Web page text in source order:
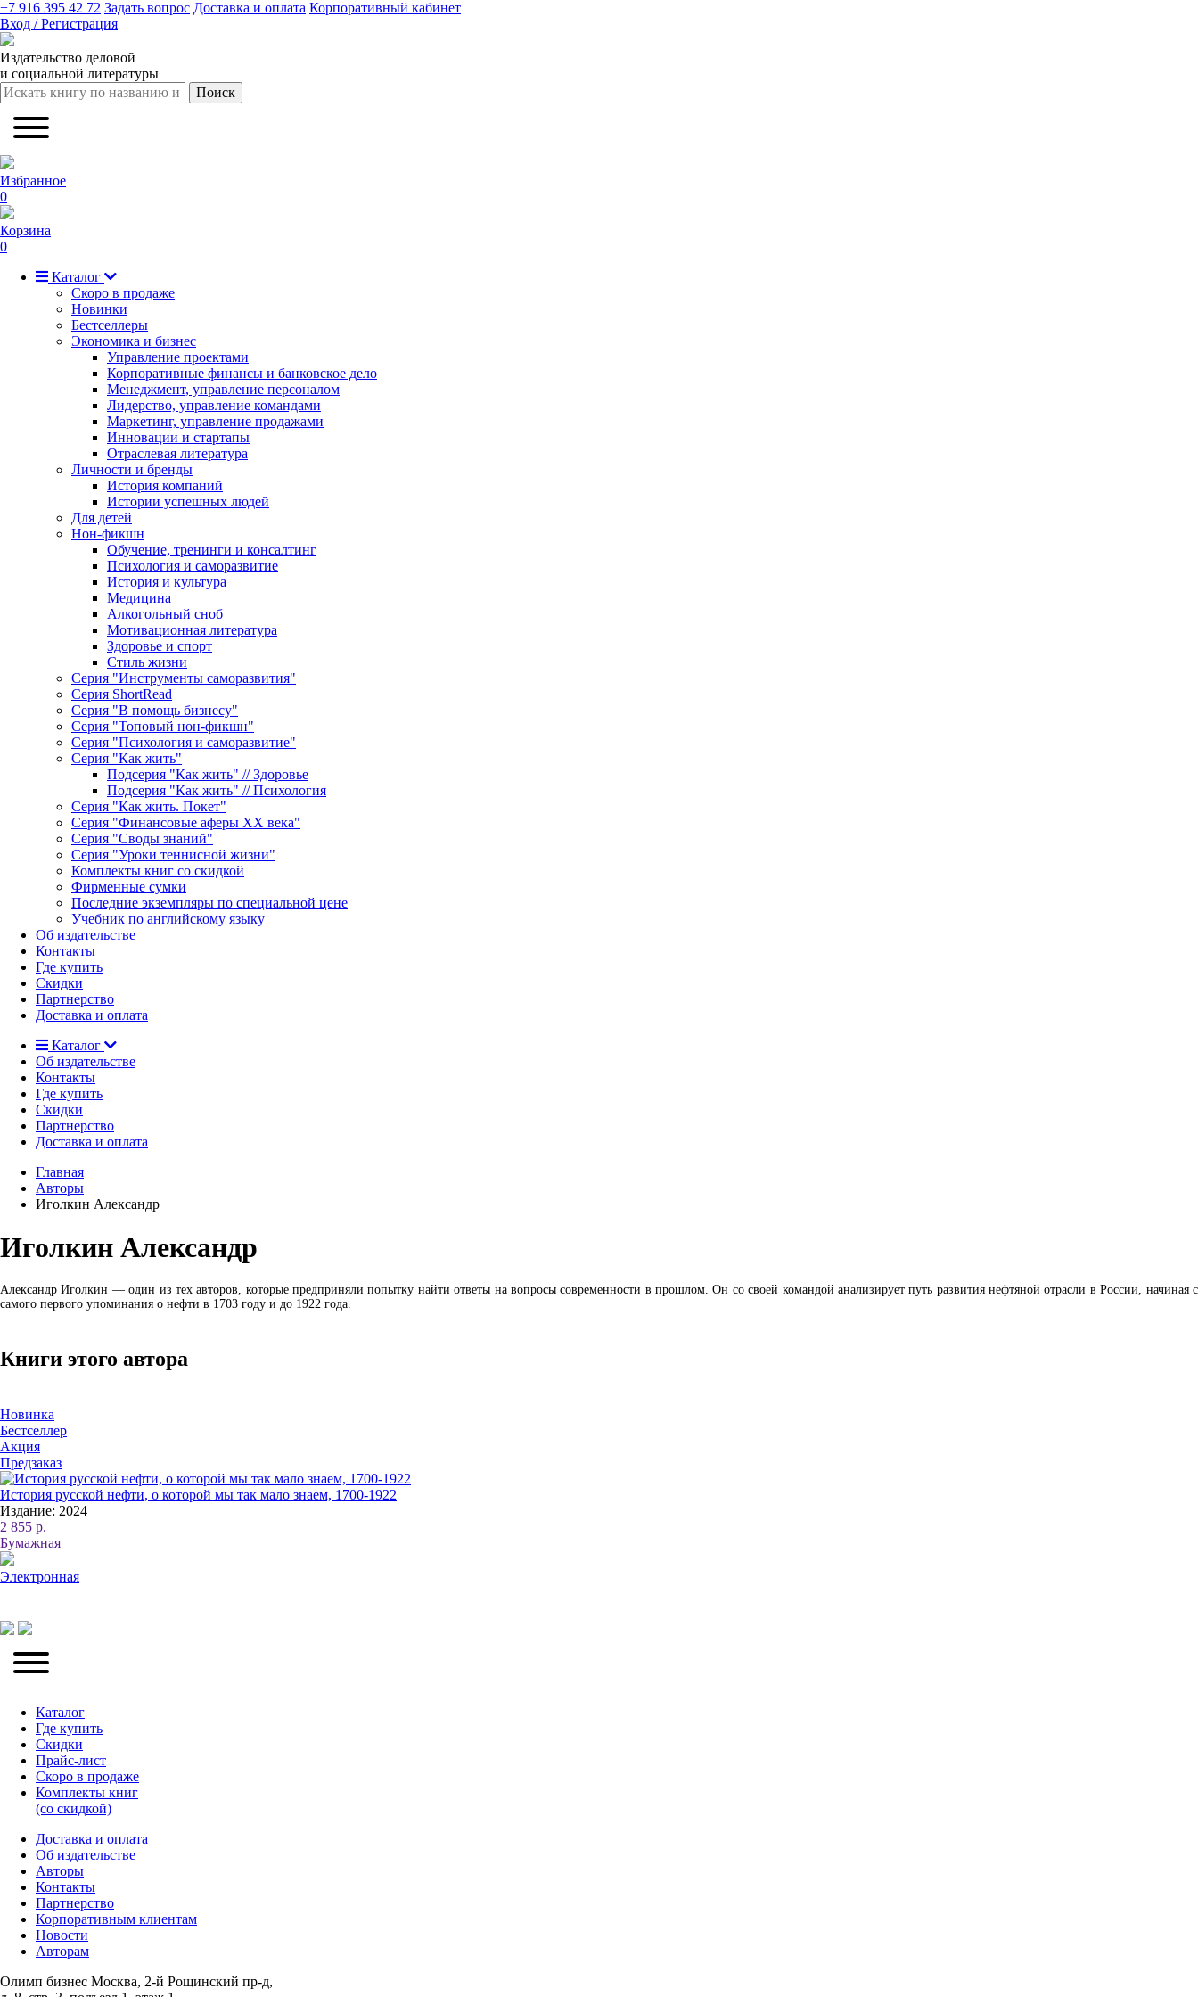
+7 916 395 42 72 Задать вопрос Доставка и оплата Корпоративный кабинет
Вход / Регистрация
Издательство деловой
и социальной литературы
Поиск
Избранное
0
Корзина
0
Каталог
Скоро в продаже
Новинки
Бестселлеры
Экономика и бизнес
Управление проектами
Корпоративные финансы и банковское дело
Менеджмент, управление персоналом
Лидерство, управление командами
Маркетинг, управление продажами
Инновации и стартапы
Отраслевая литература
Личности и бренды
История компаний
Истории успешных людей
Для детей
Нон-фикшн
Обучение, тренинги и консалтинг
Психология и саморазвитие
История и культура
Медицина
Алкогольный сноб
Мотивационная литература
Здоровье и спорт
Стиль жизни
Серия "Инструменты саморазвития"
Серия ShortRead
Серия "В помощь бизнесу"
Серия "Топовый нон-фикшн"
Серия "Психология и саморазвитие"
Серия "Как жить"
Подсерия "Как жить" // Здоровье
Подсерия "Как жить" // Психология
Серия "Как жить. Покет"
Серия "Финансовые аферы XX века"
Серия "Своды знаний"
Серия "Уроки теннисной жизни"
Комплекты книг со скидкой
Фирменные сумки
Последние экземпляры по специальной цене
Учебник по английскому языку
Об издательстве
Контакты
Где купить
Скидки
Партнерство
Доставка и оплата
Каталог
Об издательстве
Контакты
Где купить
Скидки
Партнерство
Доставка и оплата
Главная
Авторы
Иголкин Александр
Иголкин Александр
Александр Иголкин — один из тех авторов, которые предприняли попытку найти ответы на вопросы современности в прошлом. Он со своей командой анализирует путь развития нефтяной отрасли в России, начиная с
самого первого упоминания о нефти в 1703 году и до 1922 года.
Книги этого автора
Новинка
Бестселлер
Акция
Предзаказ
История русской нефти, о которой мы так мало знаем, 1700-1922
Издание: 2024
2 855 р.
Бумажная
Электронная
Каталог
Где купить
Скидки
Прайc-лист
Скоро в продаже
Комплекты книг
(со скидкой)
Доставка и оплата
Об издательстве
Авторы
Контакты
Партнерство
Корпоративным клиентам
Новости
Авторам
Олимп бизнес Москва, 2-й Рощинский пр-д,